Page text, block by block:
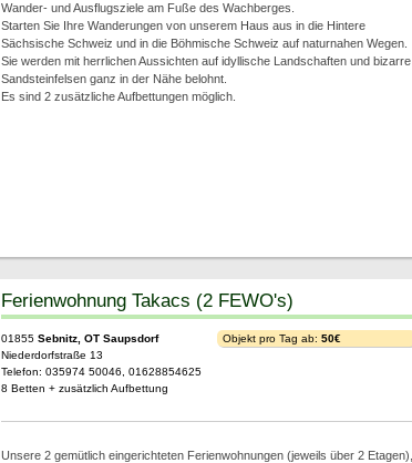
Wander- und Ausflugsziele am Fuße des Wachberges.
Starten Sie Ihre Wanderungen von unserem Haus aus in die Hintere
Sächsische Schweiz und in die Böhmische Schweiz auf naturnahen Wegen.
Sie werden mit herrlichen Aussichten auf idyllische Landschaften und bizarre
Sandsteinfelsen ganz in der Nähe belohnt.
Es sind 2 zusätzliche Aufbettungen möglich.
Ferienwohnung Takacs (2 FEWO's)
01855 Sebnitz, OT Saupsdorf
Niederdorfstraße 13
Telefon: 035974 50046, 01628854625
8 Betten + zusätzlich Aufbettung
Objekt pro Tag ab: 50€
Unsere 2 gemütlich eingerichteten Ferienwohnungen (jeweils über 2 Etagen),